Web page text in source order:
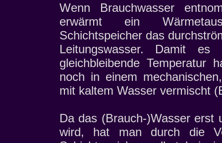
Wenn Brauchwasser
erwärmt ein
Schichtspeicher das
Leitungswasser. Damit es
gleichbleibende Temperatur
noch in einem
mit kaltem Wasser vermischt
Da das (Brauch-)Wasser erst
wird, hat man durch die